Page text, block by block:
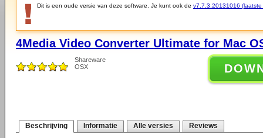
Dit is een oude versie van deze software. Je kunt ook de v7.7.3.20131016 (laatste
4Media Video Converter Ultimate for Mac
Shareware
OSX
Beschrijving Informatie Alle versies Reviews